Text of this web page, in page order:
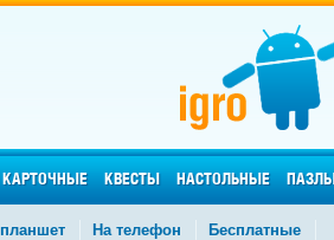
КАРТОЧНЫЕ КВЕСТЫ НАСТОЛЬНЫЕ ПАЗЛЫ
На телефон Бесплатные